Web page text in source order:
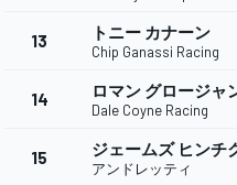
フォーミュラE
13 トニー カナーン
Chip Ganassi Racing
14 ロマン グロージャ
Dale Coyne Racing
15 ジェームズ ヒンチ
アンドレッティ